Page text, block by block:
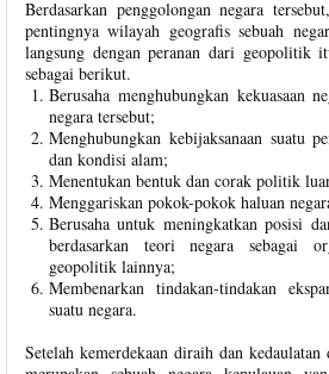
Berdasarkan penggolongan negara
pentingnya wilayah geografis sebuah
langsung dengan peranan dari geopolitik
sebagai berikut.
Berusaha menghubungkan kekuasaan
negara tersebut;
Menghubungkan kebijaksanaan suatu
dan kondisi alam;
Menentukan bentuk dan corak politik
Menggariskan pokok-pokok haluan
Berusaha untuk meningkatkan posisi
berdasarkan teori negara sebagai
geopolitik lainnya;
Membenarkan tindakan-tindakan
suatu negara.
Setelah kemerdekaan diraih dan